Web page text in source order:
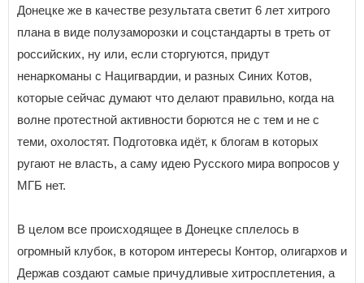
Донецке же в качестве результата светит 6 лет хитрого
плана в виде полузаморозки и соцстандарты в треть от
российских, ну или, если сторгуются, придут
ненаркоманы с Нацигвардии, и разных Синих Котов,
которые сейчас думают что делают правильно, когда на
волне протестной активности борются не с тем и не с
теми, охолостят. Подготовка идёт, к блогам в которых
ругают не власть, а саму идею Русского мира вопросов у
МГБ нет.
В целом все происходящее в Донецке сплелось в
огромный клубок, в котором интересы Контор, олигархов и
Держав создают самые причудливые хитросплетения, а